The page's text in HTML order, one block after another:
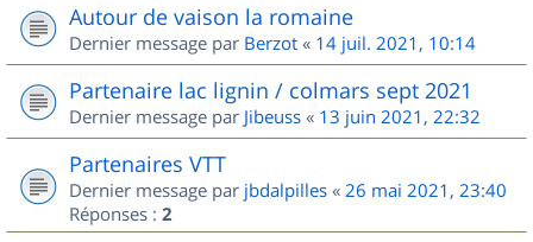
Autour de vaison la romaine
Dernier message par Berzot « 14 juil. 2021, 10:14
Partenaire lac lignin / colmars sept 2021
Dernier message par Jibeuss « 13 juin 2021, 22:32
Partenaires VTT
Dernier message par jbdalpilles « 26 mai 2021, 23:40
Réponses : 2